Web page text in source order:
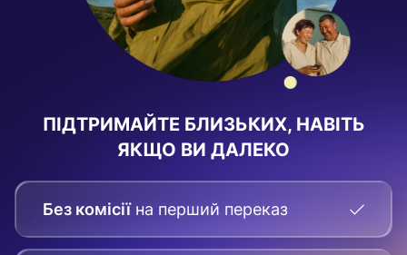
ПІДТРИМАЙТЕ БЛИЗЬКИХ, НАВІТЬ
ЯКЩО ВИ ДАЛЕКО
Без комісії на перший переказ